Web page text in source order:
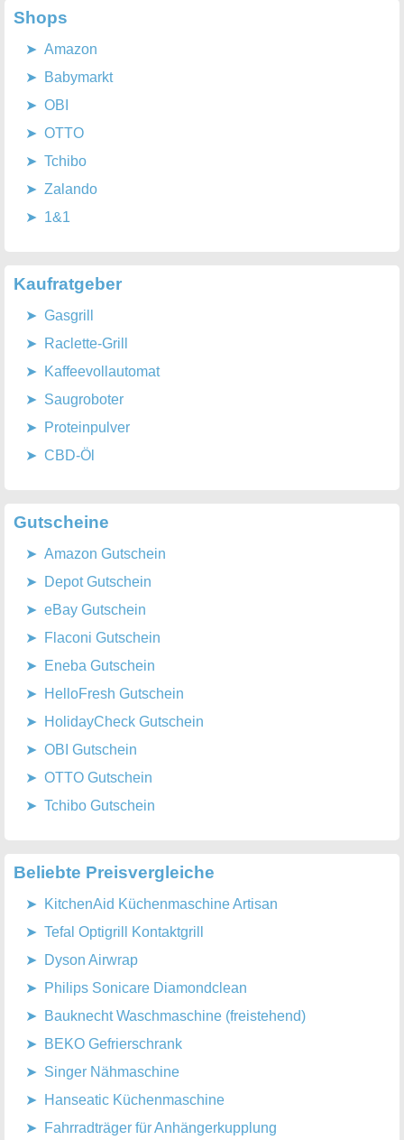
Shops
Amazon
Babymarkt
OBI
OTTO
Tchibo
Zalando
1&1
Kaufratgeber
Gasgrill
Raclette-Grill
Kaffeevollautomat
Saugroboter
Proteinpulver
CBD-Öl
Gutscheine
Amazon Gutschein
Depot Gutschein
eBay Gutschein
Flaconi Gutschein
Eneba Gutschein
HelloFresh Gutschein
HolidayCheck Gutschein
OBI Gutschein
OTTO Gutschein
Tchibo Gutschein
Beliebte Preisvergleiche
KitchenAid Küchenmaschine Artisan
Tefal Optigrill Kontaktgrill
Dyson Airwrap
Philips Sonicare Diamondclean
Bauknecht Waschmaschine (freistehend)
BEKO Gefrierschrank
Singer Nähmaschine
Hanseatic Küchenmaschine
Fahrradträger für Anhängerkupplung